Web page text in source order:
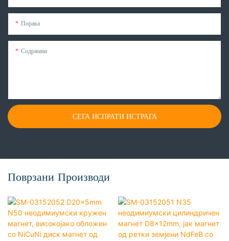
Порака
Содржина
СЕГА ИСПРАТИ ИСТРАГА
Поврзани Производи